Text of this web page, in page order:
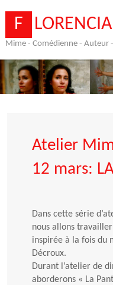
content
F LORENCIA
Mime - Comédienne - Auteur
Atelier
12 mars:
Dans cette série
nous allons
inspirée à la fois du
Décroux.
Durant l’atelier de
aborderons « La